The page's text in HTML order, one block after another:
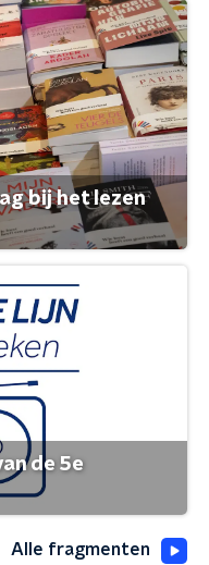
bij het lezen
de 5e
Alle fragmenten